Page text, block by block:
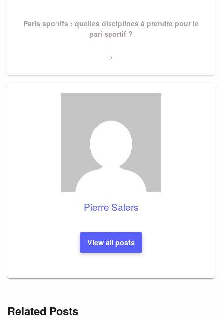
Next
Paris sportifs : quelles disciplines à prendre pour le
pari sportif ?
Pierre Salers
View all posts
Related Posts